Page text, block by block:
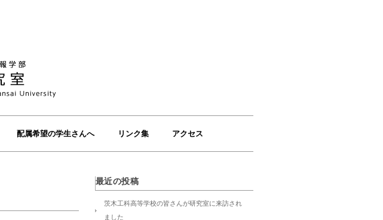
配属希望の学生さんへ リンク集 アクセス
最近の投稿
茨木工科高等学校の皆さんが研究室に来訪され
ました